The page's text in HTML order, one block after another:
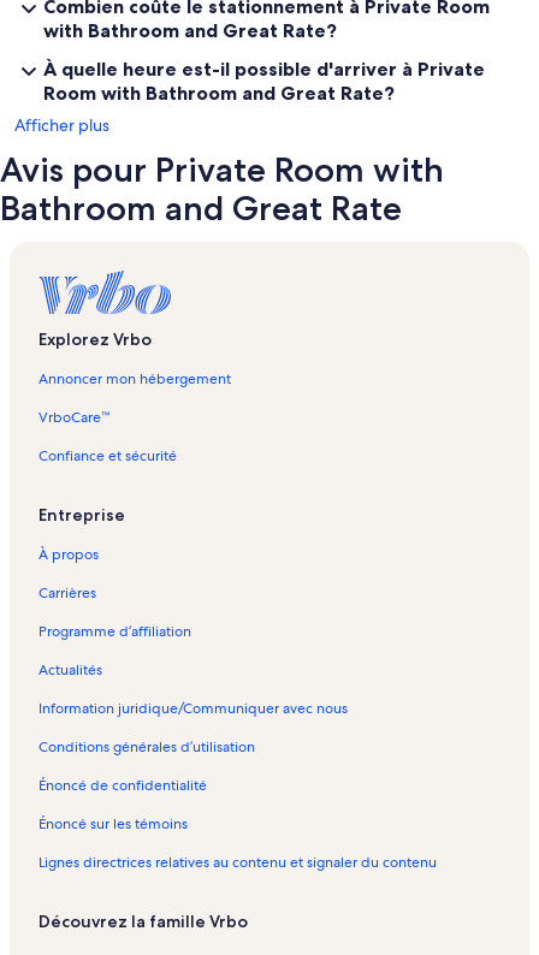
Combien coûte le stationnement à Private Room
with Bathroom and Great Rate?
À quelle heure est-il possible d'arriver à Private
Room with Bathroom and Great Rate?
Afficher plus
Avis pour Private Room with
Bathroom and Great Rate
Explorez Vrbo
Annoncer mon hébergement
VrboCare™
Confiance et sécurité
Entreprise
À propos
Carrières
Programme d’affiliation
Actualités
Information juridique/Communiquer avec nous
Conditions générales d’utilisation
Énoncé de confidentialité
Énoncé sur les témoins
Lignes directrices relatives au contenu et signaler du contenu
Découvrez la famille Vrbo